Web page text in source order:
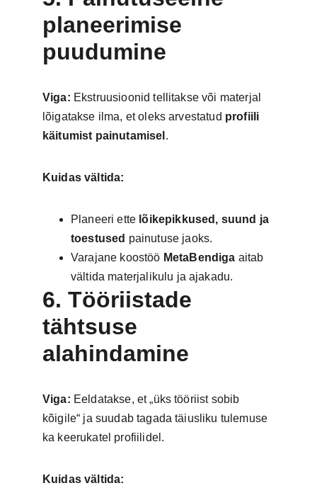
planeerimise
puudumine
Viga: Ekstruusioonid tellitakse või materjal
lõigatakse ilma, et oleks arvestatud profiili
käitumist painutamisel .
Kuidas vältida:
Planeeri ette lõikepikkused, suund ja
toestused painutuse jaoks.
Varajane koostöö MetaBendiga aitab
vältida materjalikulu ja ajakadu.
6. Tööriistade
tähtsuse
alahindamine
Viga: Eeldatakse, et „üks tööriist sobib
kõigile“ ja suudab tagada täiusliku tulemuse
ka keerukatel profiilidel.
Kuidas vältida: